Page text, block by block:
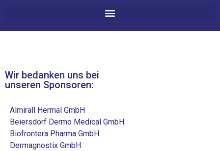
Wir bedanken uns bei
unseren Sponsoren:​
Almirall Hermal GmbH
Beiersdorf Dermo Medical GmbH
Biofrontera Pharma GmbH
Dermagnostix GmbH